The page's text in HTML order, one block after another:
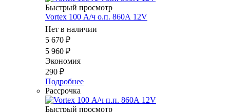
Быстрый просмотр
Vortex 100 А/ч о.п. 860А 12V
Нет в наличии
5 670 ₽
5 960 ₽
Экономия
290 ₽
Подробнее
Рассрочка
Быстрый просмотр